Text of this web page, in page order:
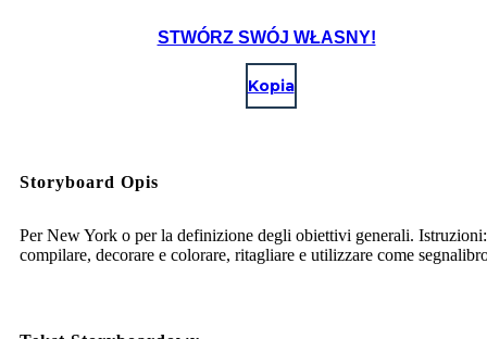
STWÓRZ SWÓJ WŁASNY!
Kopia
Storyboard Opis
Per New York o per la definizione degli obiettivi generali. Istruzioni:
compilare, decorare e colorare, ritagliare e utilizzare come